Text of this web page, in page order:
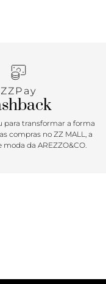
ZZPay
para transformar a forma
compras no ZZ MALL, a
da AREZZO&CO.